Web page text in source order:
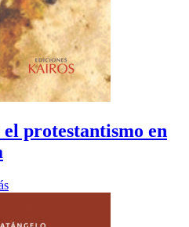
protestantismo en